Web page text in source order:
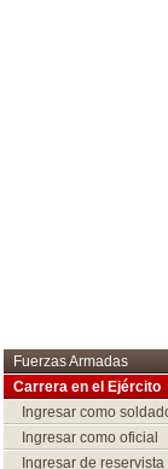
Fuerzas Armadas
Carrera en el Ejército
Ingresar como
Ingresar como oficial
Ingresar de reservista